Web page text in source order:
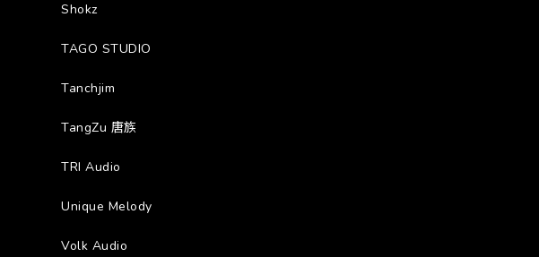
Shokz
TAGO STUDIO
Tanchjim
TangZu 唐族
TRI Audio
Unique Melody
Volk Audio